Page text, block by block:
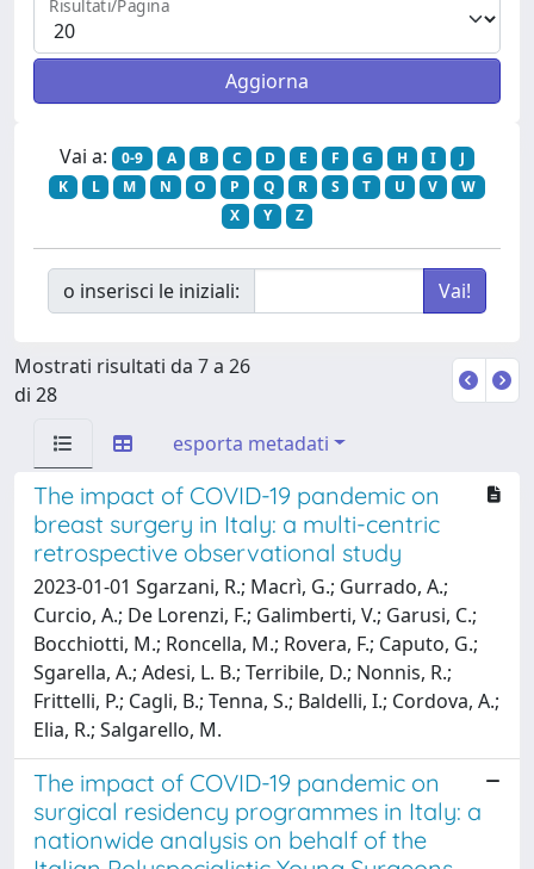
Risultati/Pagina
Vai a: 0-9 A B C D E F G H I
J
K
L M N O P Q R S T U V
W
X
Y Z
o inserisci le iniziali:
Mostrati risultati da 7 a 26
di 28
esporta metadati
The impact of COVID-19 pandemic on
breast surgery in Italy: a multi-centric
retrospective observational study
2023-01-01 Sgarzani, R.; Macrì, G.; Gurrado, A.;
Curcio, A.; De Lorenzi, F.; Galimberti, V.; Garusi, C.;
Bocchiotti, M.; Roncella, M.; Rovera, F.; Caputo, G.;
Sgarella, A.; Adesi, L. B.; Terribile, D.; Nonnis, R.;
Frittelli, P.; Cagli, B.; Tenna, S.; Baldelli, I.; Cordova, A.;
Elia, R.; Salgarello, M.
The impact of COVID-19 pandemic on
surgical residency programmes in Italy: a
nationwide analysis on behalf of the